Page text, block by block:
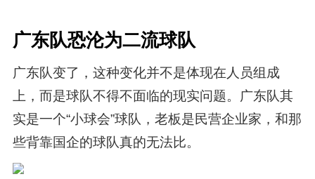
广东队恐沦为二流球队
广东队变了，这种变化并不是体现在人员组成
上，而是球队不得不面临的现实问题。广东队其
实是一个“小球会”球队，老板是民营企业家，和那
些背靠国企的球队真的无法比。